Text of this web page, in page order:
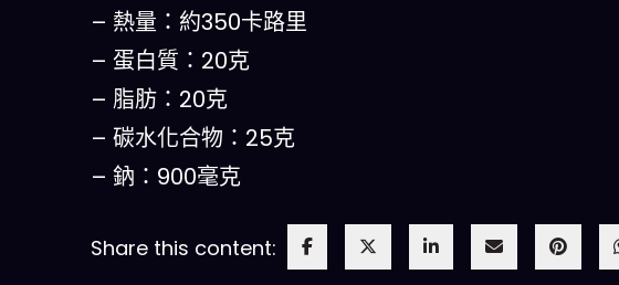
– 熱量：約350卡路里
– 蛋白質：20克
– 脂肪：20克
– 碳水化合物：25克
– 鈉：900毫克
Share this content: